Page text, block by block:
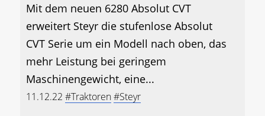
Mit dem neuen 6280 Absolut CVT
erweitert Steyr die stufenlose Absolut
CVT Serie um ein Modell nach oben, das
mehr Leistung bei geringem
Maschinengewicht, eine...
11.12.22 #Traktoren#Steyr